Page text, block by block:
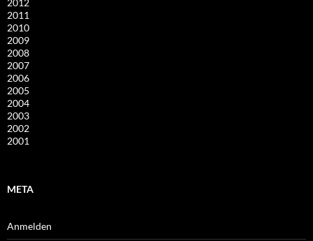
2011
2010
2009
2008
2007
2006
2005
2004
2003
2002
2001
META
Anmelden